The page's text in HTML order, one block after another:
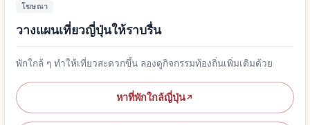
โฆษณา
วางแผนเที่ยวญี่ปุ่นให้ราบรื่น
พักใกล้ ๆ ทำให้เที่ยวสะดวกขึ้น ลองดูกิจกรรมท้องถิ่นเพิ่มเติมด้วย
หาที่พักใกล้ญี่ปุ่น↗